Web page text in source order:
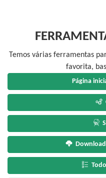
Temos várias ferramentas
favorita,
Página